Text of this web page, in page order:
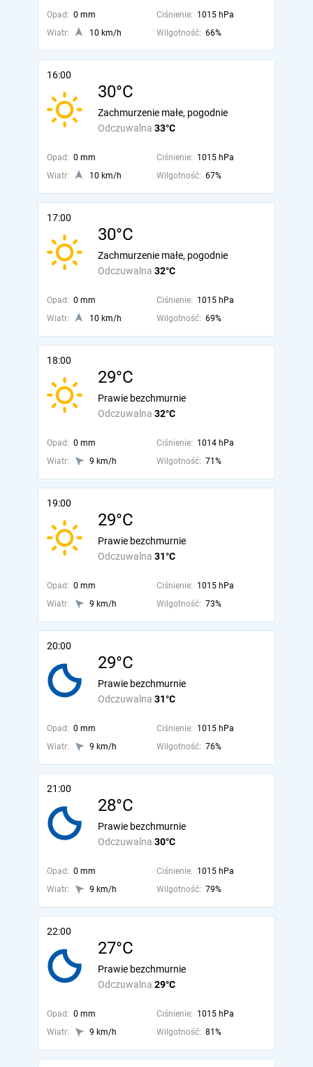
Opad: 0 mm Ciśnienie: 1015 hPa
Wiatr:
10 km/h Wilgotność: 66%
16:00
30°C
Odczuwalna 33°C
Zachmurzenie małe, pogodnie
Opad: 0 mm Ciśnienie: 1015 hPa
Wiatr:
10 km/h Wilgotność: 67%
17:00
30°C
Odczuwalna 32°C
Zachmurzenie małe, pogodnie
Opad: 0 mm Ciśnienie: 1015 hPa
Wiatr:
10 km/h Wilgotność: 69%
18:00
29°C
Odczuwalna 32°C
Prawie bezchmurnie
Opad: 0 mm Ciśnienie: 1014 hPa
Wiatr:
9 km/h Wilgotność: 71%
19:00
29°C
Odczuwalna 31°C
Prawie bezchmurnie
Opad: 0 mm Ciśnienie: 1015 hPa
Wiatr:
9 km/h Wilgotność: 73%
20:00
29°C
Odczuwalna 31°C
Prawie bezchmurnie
Opad: 0 mm Ciśnienie: 1015 hPa
Wiatr:
9 km/h Wilgotność: 76%
21:00
28°C
Odczuwalna 30°C
Prawie bezchmurnie
Opad: 0 mm Ciśnienie: 1015 hPa
Wiatr:
9 km/h Wilgotność: 79%
22:00
27°C
Odczuwalna 29°C
Prawie bezchmurnie
Opad: 0 mm Ciśnienie: 1015 hPa
Wiatr:
9 km/h Wilgotność: 81%